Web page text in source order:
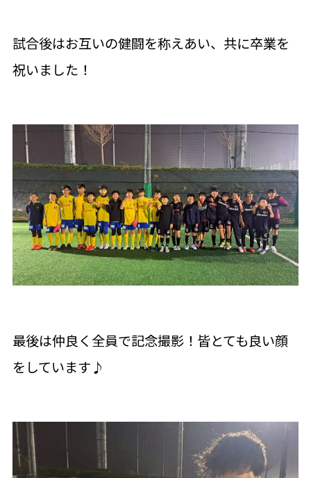
試合後はお互いの健闘を称えあい、共に卒業を
祝いました！
最後は仲良く全員で記念撮影！皆とても良い顔
をしています♪